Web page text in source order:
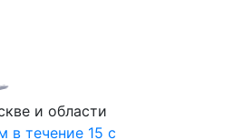
и области
в течение 15 с